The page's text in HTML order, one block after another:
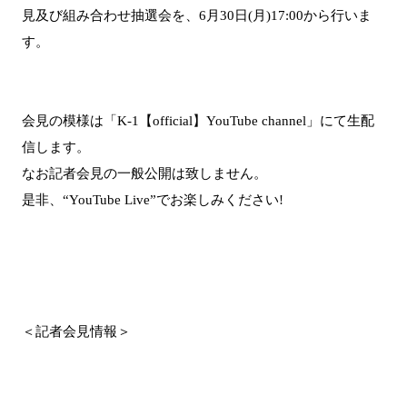
見及び組み合わせ抽選会を、6月30日(月)17:00から行いま
す。
会見の模様は「K-1【official】YouTube channel」にて生配
信します。
なお記者会見の一般公開は致しません。
是非、“YouTube Live”でお楽しみください!
＜記者会見情報＞